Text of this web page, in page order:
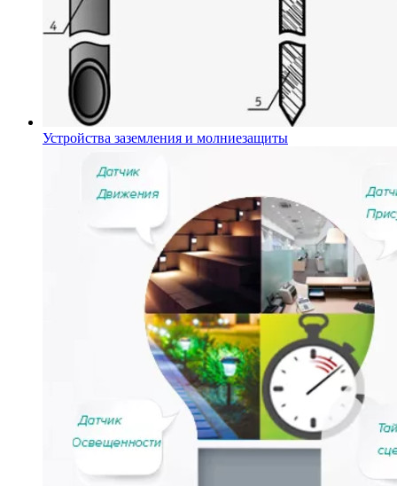
Устройства заземления и молниезащиты